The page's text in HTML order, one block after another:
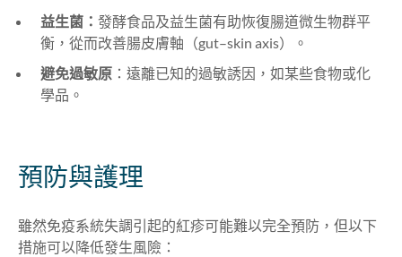
益生菌： 發酵食品及益生菌有助恢復腸道微生物群平
衡，從而改善腸皮膚軸（gut–skin axis）。
避免過敏原 ：遠離已知的過敏誘因，如某些食物或化
學品。
預防與護理
雖然免疫系統失調引起的紅疹可能難以完全預防，但以下
措施可以降低發生風險：